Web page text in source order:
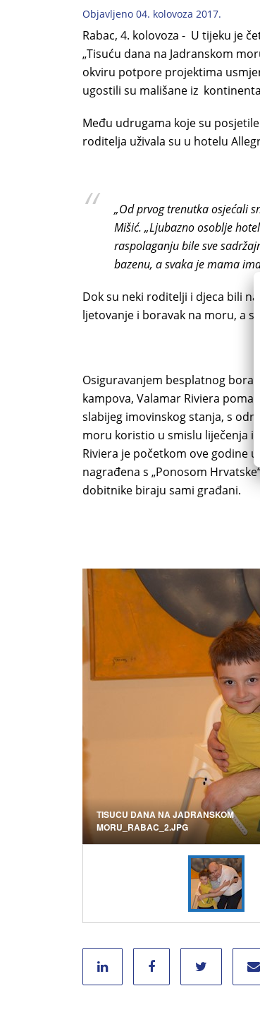
Objavljeno 04. kolovoza 2017.
Rabac, 4. kolovoza - U tijeku je
„Tisuću dana na Jadranskom
okviru potpore projektima
ugostili su mališane iz
Među udrugama koje su
roditelja uživala su u hotelu
„Od prvog trenutka osjećali
Mišić. „Ljubazno osoblje
raspolaganju bile sve
bazenu, a svaka je mama
Dok su neki roditelji i djeca bili
ljetovanje i boravak na moru, a
Osiguravanjem besplatnog
kampova, Valamar Riviera
slabijeg imovinskog stanja, s
moru koristio u smislu liječenja
Riviera je početkom ove godine
nagrađena s „Ponosom
dobitnike biraju sami građani.
TISUCU DANA NA JADRANSKOM
MORU_RABAC_2.JPG